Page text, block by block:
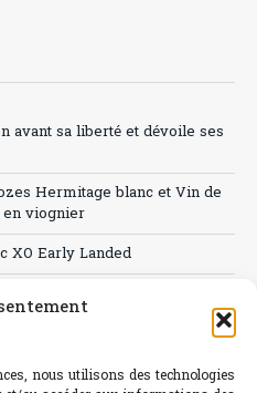
nous utilisons des technologies
avant sa liberté et dévoile ses
Hermitage blanc et Vin de
en viognier
XO Early Landed